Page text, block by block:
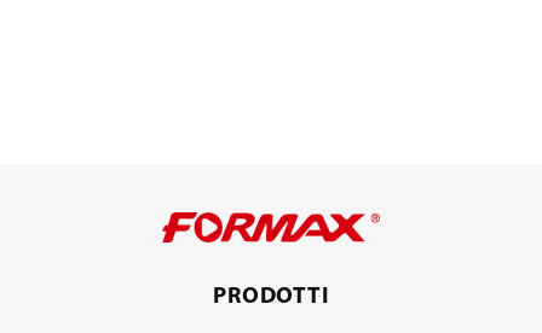
PRODOTTI